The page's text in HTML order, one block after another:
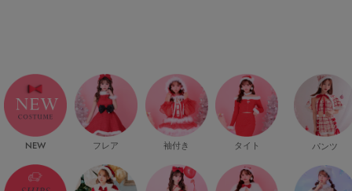
NEW フレア 袖付き タイト パンツ